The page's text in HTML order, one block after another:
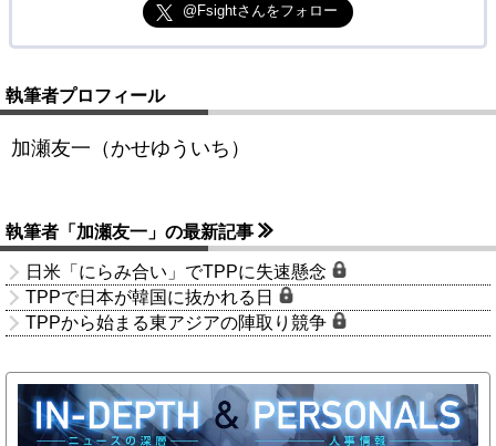
@Fsightさんをフォロー
執筆者プロフィール
加瀬友一（かせゆういち）
執筆者「加瀬友一」の最新記事
日米「にらみ合い」でTPPに失速懸念
TPPで日本が韓国に抜かれる日
TPPから始まる東アジアの陣取り競争